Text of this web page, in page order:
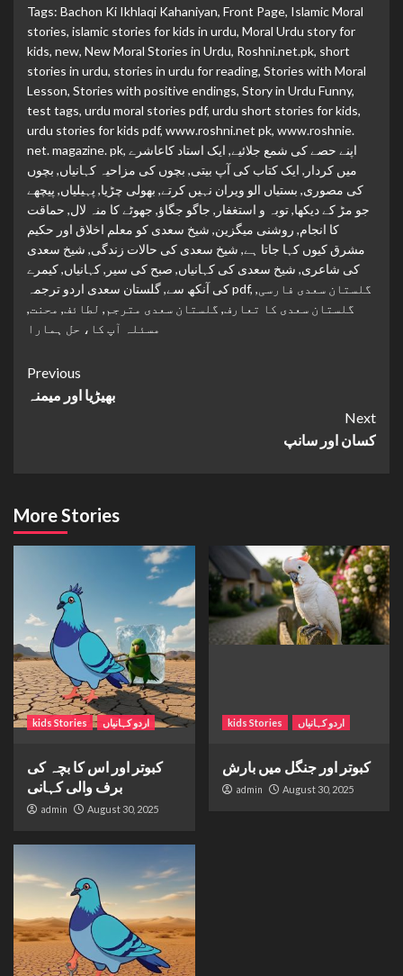
Tags: Bachon Ki Ikhlaqi Kahaniyan, Front Page, Islamic Moral
stories, islamic stories for kids in urdu, Moral Urdu story for
kids, new, New Moral Stories in Urdu, Roshni.net.pk, short
stories in urdu, stories in urdu for reading, Stories with Moral
Lesson, Stories with positive endings, Story in Urdu Funny,
test tags, urdu moral stories pdf, urdu short stories for kids,
urdu stories for kids pdf, www.roshni.net pk, www.roshnie.
net. magazine. pk, اپنے حصے کی شمع جلائیے, ایک استاد کاعاشرے
میں کردار , ایک کتاب کی آپ بیتی, بچوں کی مزاحیہ کہانیاں, بچوں
کی مصوری, بستیاں الو ویران نہیں کرتے, بھولی چڑیا, پہیلیاں, پیچھے
جو مڑ کے دیکھا,توبہ و استغفار , جاگو جگاؤ, جھوٹے کا منہ لال, حماقت
کا انجام, روشنی میگزین, شیخ سعدی کو معلم اخلاق اور حکیم
مشرق کیوں کہا جاتا ہے, شیخ سعدی کی حالات زندگی, شیخ سعدی
کی شاعری, شیخ سعدی کی کہانیاں, صبح کی سیر ,کہانیاں,کیمرے
کی آنکھ سے, گلستان سعدی اردو ترجمہ pdf, گلستان سعدی فارسی,
گلستان سعدی کا تعارف, گلستان سعدی مترجم, لطائف, محنت,
مسئلہ آپ کا، حل ہمارا
Continue
Reading
Previous
بھیڑیا اور میمنہ
Next
کسان اور سانپ
More Stories
kids Stories اردو کہانیاں
کبوتر اور اس کا بچہ کی
برف والی کہانی
admin August 30, 2025
kids Stories اردو کہانیاں
کبوتر اور جنگل میں بارش
admin August 30, 2025